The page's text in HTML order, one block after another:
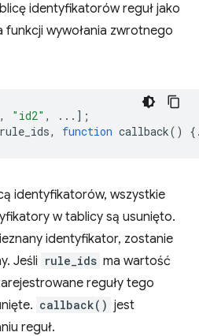
identyfikatorów reguł jako
wywołania zwrotnego
, "id2" ,
...];
rule_ids, function callback()
identyfikatorów, wszystkie
w tablicy są usunięto.
identyfikator, zostanie
Jeśli rule_ids ma wartość
reguły tego
callback() jest
reguł.